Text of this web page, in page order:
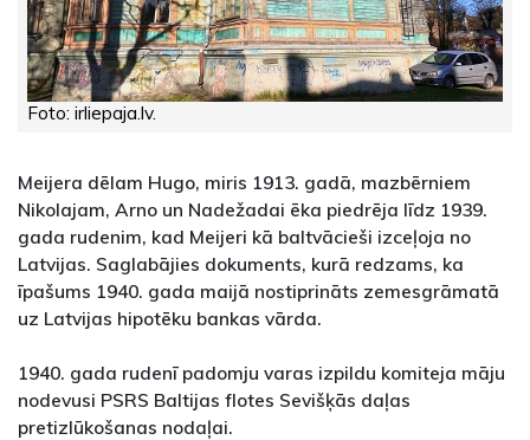
Foto: irliepaja.lv.
Meijera dēlam Hugo, miris 1913. gadā, mazbērniem
Nikolajam, Arno un Nadežadai ēka piedrēja līdz 1939.
gada rudenim, kad Meijeri kā baltvācieši izceļoja no
Latvijas. Saglabājies dokuments, kurā redzams, ka
īpašums 1940. gada maijā nostiprināts zemesgrāmatā
uz Latvijas hipotēku bankas vārda.
1940. gada rudenī padomju varas izpildu komiteja māju
nodevusi PSRS Baltijas flotes Sevišķās daļas
pretizlūkošanas nodaļai.